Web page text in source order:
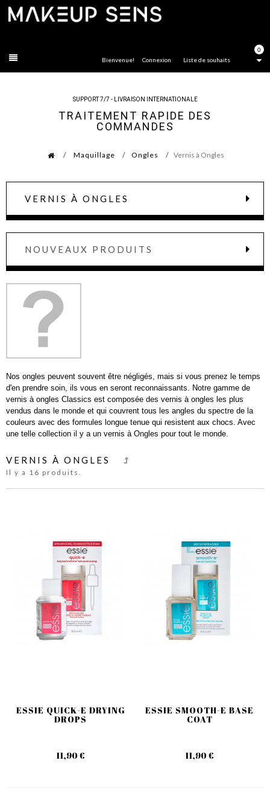
0
Liste de souhaits
Bienvenue! Connexion
SUPPORT 7/7 - LIVRAISON INTERNATIONALE
TRAITEMENT RAPIDE DES
COMMANDES
Maquillage Ongles Vernis à Ongles
VERNIS À ONGLES
NOUVEAUX PRODUITS
Nos ongles peuvent souvent être négligés, mais si vous prenez le temps
d'en prendre soin, ils vous en seront reconnaissants. Notre gamme de
vernis à ongles Classics est composée des vernis à ongles les plus
vendus dans le monde et qui couvrent tous les angles du spectre de la
couleurs avec des formules longue tenue qui resistent aux chocs. Avec
une telle collection il y a un vernis à Ongles pour tout le monde.
VERNIS À ONGLES
Il y a 16 produits.
ESSIE QUICK-E DRYING
DROPS
11,90 €
ESSIE SMOOTH-E BASE
COAT
11,90 €